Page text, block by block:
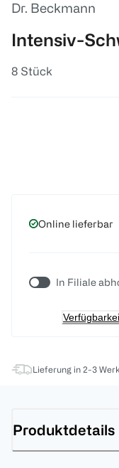
Dr. Beckmann
Intensiv-
8 Stück
Online lieferbar
In Filiale
Lieferung in 2-3
Produktdetails